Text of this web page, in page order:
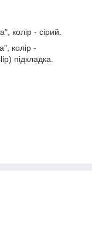
колір - сірий.
колір -
підкладка.